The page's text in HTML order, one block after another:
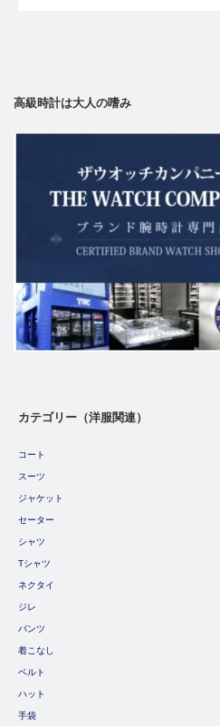
高級時計は大人の嗜み
カテゴリー（洋服関連）
コート
スーツ
ジャケット
セーター
シャツ
Tシャツ
ネクタイ
ジレ
パンツ
着こなし
ベルト
ハット
手袋